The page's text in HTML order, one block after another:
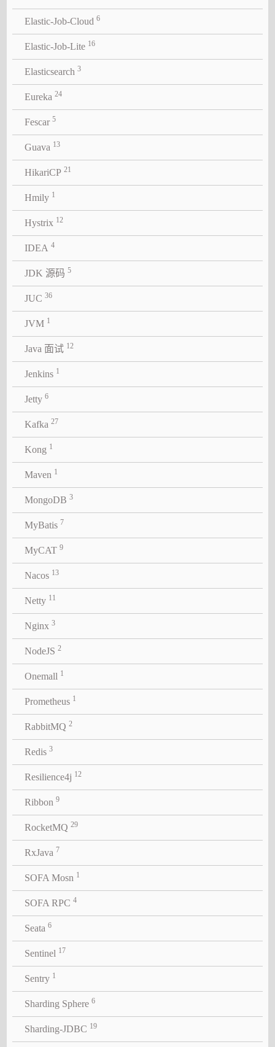
Elastic-Job-Cloud 6
Elastic-Job-Lite 16
Elasticsearch 3
Eureka 24
Fescar 5
Guava 13
HikariCP 21
Hmily 1
Hystrix 12
IDEA 4
JDK 源码 5
JUC 36
JVM 1
Java 面试 12
Jenkins 1
Jetty 6
Kafka 27
Kong 1
Maven 1
MongoDB 3
MyBatis 7
MyCAT 9
Nacos 13
Netty 11
Nginx 3
NodeJS 2
Onemall 1
Prometheus 1
RabbitMQ 2
Redis 3
Resilience4j 12
Ribbon 9
RocketMQ 29
RxJava 7
SOFA Mosn 1
SOFA RPC 4
Seata 6
Sentinel 17
Sentry 1
Sharding Sphere 6
Sharding-JDBC 19